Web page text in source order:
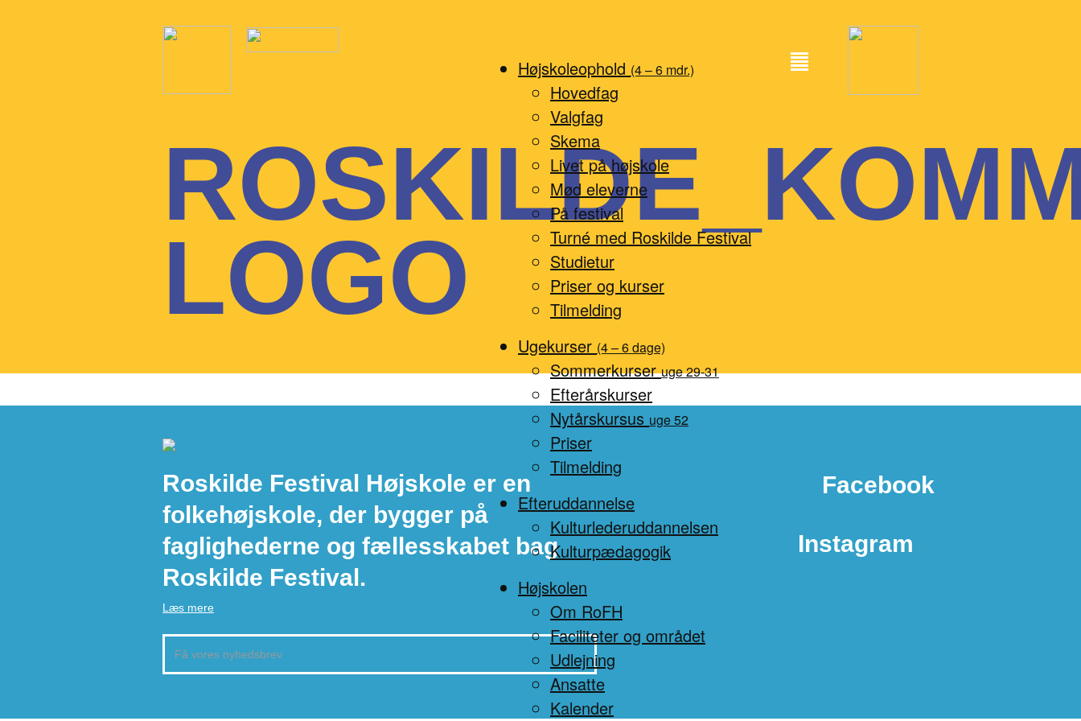
Højskoleophold (4 – 6 mdr.)
Hovedfag
Valgfag
Skema
Livet på højskole
Mød eleverne
På festival
Turné med Roskilde Festival
Studietur
Priser og kurser
Tilmelding
Ugekurser (4 – 6 dage)
Sommerkurseruge 29-31
Efterårskurser
Nytårskursus uge 52
Priser
Tilmelding
Efteruddannelse
Kulturlederuddannelsen
Kulturpædagogik
Højskolen
Om RoFH
Faciliteter og området
Udlejning
Ansatte
Kalender
LOGO
Roskilde Festival Højskole er en
folkehøjskole, der bygger på
faglighederne og fællesskabet bag
Roskilde Festival.
Læs mere
Facebook
Instagram